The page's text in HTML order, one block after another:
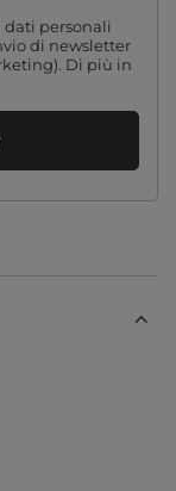
personali
di newsletter
Di più in